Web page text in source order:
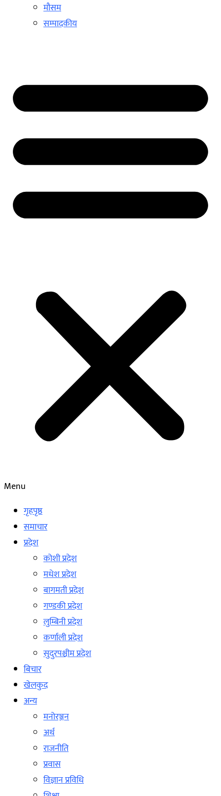
मौसम
सम्पादकीय
Menu
गृहपृष्ठ
समाचार
प्रदेश
कोशी प्रदेश
मधेश प्रदेश
बागमती प्रदेश
गण्डकी प्रदेश
लुम्बिनी प्रदेश
कर्णाली प्रदेश
सुदुरपश्चीम प्रदेश
बिचार
खेलकुद
अन्य
मनोरञ्जन
अर्थ
राजनीति
प्रवास
विज्ञान प्रविधि